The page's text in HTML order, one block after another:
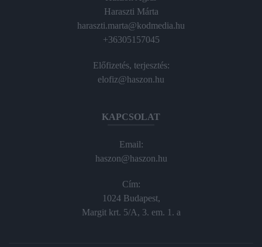
Haraszti Márta
haraszti.marta@kodmedia.hu
+36305157045
Előfizetés, terjesztés:
elofiz@haszon.hu
KAPCSOLAT
Email:
haszon@haszon.hu
Cím:
1024 Budapest,
Margit krt. 5/A, 3. em. 1. a